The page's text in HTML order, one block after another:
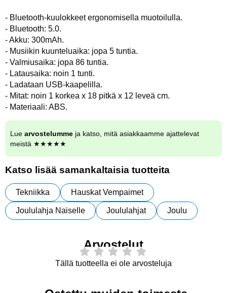
- Bluetooth-kuulokkeet ergonomisella muotoilulla.
- Bluetooth: 5.0.
- Akku: 300mAh.
- Musiikin kuunteluaika: jopa 5 tuntia.
- Valmiusaika: jopa 86 tuntia.
- Latausaika: noin 1 tunti.
- Ladataan USB-kaapelilla.
- Mitat: noin 1 korkea x 18 pitkä x 12 leveä cm.
- Materiaali: ABS.
Lue arvostelumme ja katso, mitä asiakkaamme ajattelevat
meistä ★★★★★
Katso lisää samankaltaisia tuotteita
Tekniikka Hauskat Vempaimet
Joululahja Naiselle Joululahjat Joulu
Arvostelut
Tällä tuotteella ei ole arvosteluja